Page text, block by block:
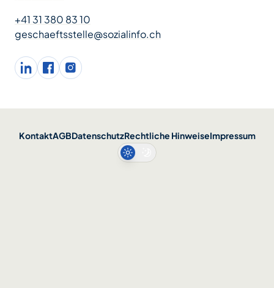
+41 31 380 83 10
geschaeftsstelle@sozialinfo.ch
LinkedInfacebookInstagram
KontaktAGBDatenschutzRechtliche HinweiseImpressum